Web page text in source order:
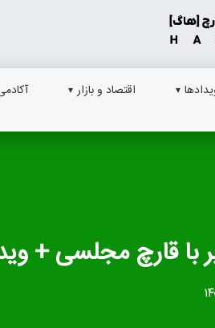
اقتصاد و بازار
با قارچ مجلسی +